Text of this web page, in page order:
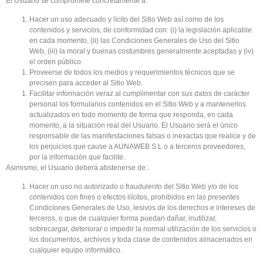
Hacer un uso adecuado y lícito del Sitio Web así como de los
contenidos y servicios, de conformidad con: (i) la legislación aplicable
en cada momento, (ii) las Condiciones Generales de Uso del Sitio
Web, (iii) la moral y buenas costumbres generalmente aceptadas y (iv)
el orden público.
Proveerse de todos los medios y requerimientos técnicos que se
precisen para acceder al Sitio Web.
Facilitar información veraz al cumplimentar con sus datos de carácter
personal los formularios contenidos en el Sitio Web y a mantenerlos
actualizados en todo momento de forma que responda, en cada
momento, a la situación real del Usuario. El Usuario será el único
responsable de las manifestaciones falsas o inexactas que realice y de
los perjuicios que cause a AUNAWEB S.L o a terceros proveedores,
por la información que facilite.
Asimismo, el Usuario deberá abstenerse de:.
Hacer un uso no autorizado o fraudulento del Sitio Web y/o de los
contenidos con fines o efectos ilícitos, prohibidos en las presentes
Condiciones Generales de Uso, lesivos de los derechos e intereses de
terceros, o que de cualquier forma puedan dañar, inutilizar,
sobrecargar, deteriorar o impedir la normal utilización de los servicios o
los documentos, archivos y toda clase de contenidos almacenados en
cualquier equipo informático.